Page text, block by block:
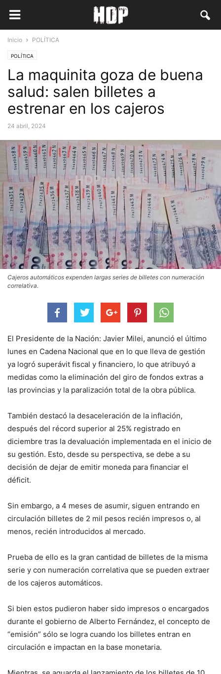
Inicio POLÍTICA
POLÍTICA
La maquinita goza de buena
salud: salen billetes a
estrenar en los cajeros
24 abril, 2024
Cajeros automáticos expenden largas series de billetes con numeración
correlativa.
El Presidente de la Nación: Javier Milei, anunció el último
lunes en Cadena Nacional que en lo que lleva de gestión
ya logró superávit fiscal y financiero, lo que atribuyó a
medidas como la eliminación del giro de fondos extras a
las provincias y la paralización total de la obra pública.
También destacó la desaceleración de la inflación,
después del récord superior al 25% registrado en
diciembre tras la devaluación implementada en el inicio de
su gestión. Esto, desde su perspectiva, se debe a su
decisión de dejar de emitir moneda para financiar el
déficit.
Sin embargo, a 4 meses de asumir, siguen entrando en
circulación billetes de 2 mil pesos recién impresos o, al
menos, recién introducidos al mercado.
Prueba de ello es la gran cantidad de billetes de la misma
serie y con numeración correlativa que se pueden extraer
de los cajeros automáticos.
Si bien estos pudieron haber sido impresos o encargados
durante el gobierno de Alberto Fernández, el concepto de
“emisión” sólo se logra cuando los billetes entran en
circulación e impactan en la base monetaria.